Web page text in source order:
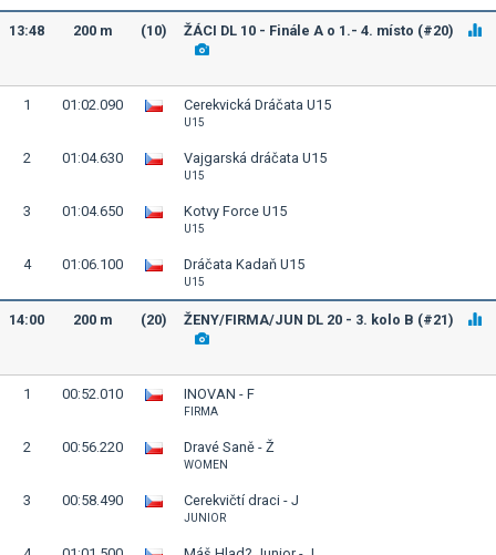
13:48 200 m (10) ŽÁCI DL 10 - Finále A o 1.- 4. místo (#20)
1 01:02.090 Cerekvická Dráčata U15
U15
2 01:04.630 Vajgarská dráčata U15
U15
3 01:04.650 Kotvy Force U15
U15
4 01:06.100 Dráčata Kadaň U15
U15
14:00 200 m (20) ŽENY/FIRMA/JUN DL 20 - 3. kolo B (#21)
1 00:52.010 INOVAN - F
FIRMA
2 00:56.220 Dravé Saně - Ž
WOMEN
3 00:58.490 Cerekvičtí draci - J
JUNIOR